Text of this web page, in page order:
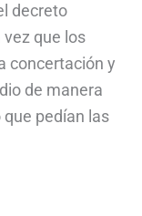
decreto
que los
concertación y
de manera
pedían las